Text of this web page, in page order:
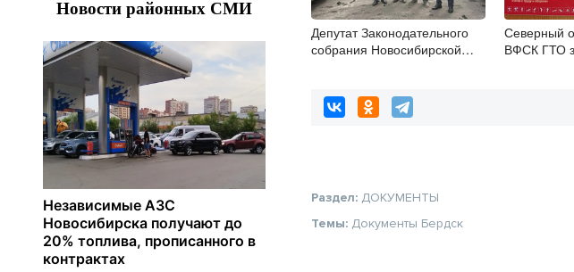
Депутат Законодательного
собрания Новосибирской
Венгеровского округа
Северный
ВФСК ГТО
Раздел: ДОКУМЕНТЫ
Темы: Документы Бердск